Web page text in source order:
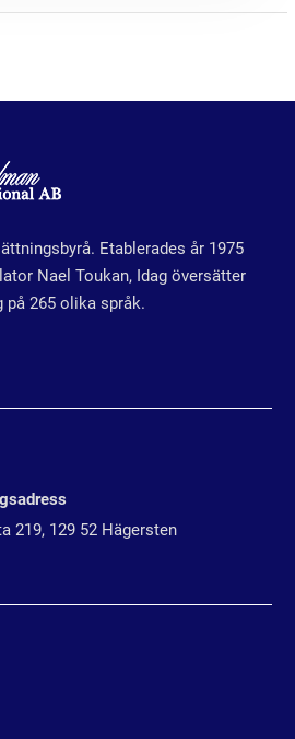
Etablerades år 1975
Nael Toukan, Idag översätter
på 265 olika språk.
219, 129 52 Hägersten